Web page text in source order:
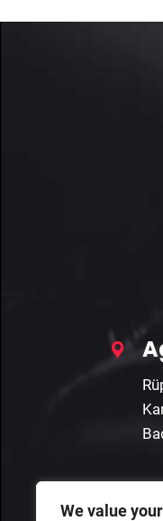
We value